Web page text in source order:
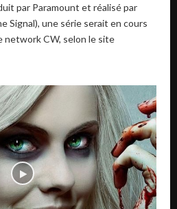
par Paramount et réalisé par
Signal), une série serait en cours
network CW, selon le site